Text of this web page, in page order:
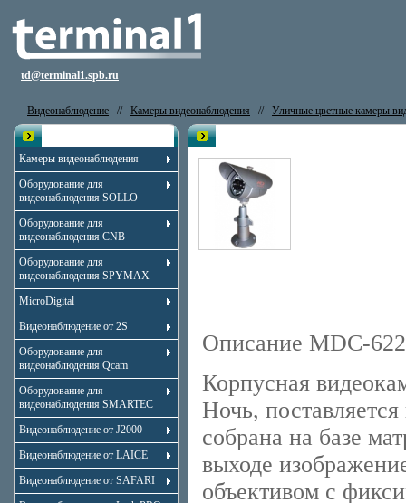
td@terminal1.spb.ru
Видеонаблюдение // Камеры видеонаблюдения // Уличные цветные камеры
Камеры видеонаблюдения
Оборудование для
видеонаблюдения SOLLO
Оборудование для
видеонаблюдения CNB
Оборудование для
видеонаблюдения SPYMAX
MicroDigital
Видеонаблюдение от 2S
Оборудование для
видеонаблюдения Qcam
Оборудование для
видеонаблюдения SMARTEC
Видеонаблюдение от J2000
Видеонаблюдение от LAICE
Видеонаблюдение от SAFARI
Описание MDC-
Корпусная
Ночь,
собрана на базе
выходе
объективом с